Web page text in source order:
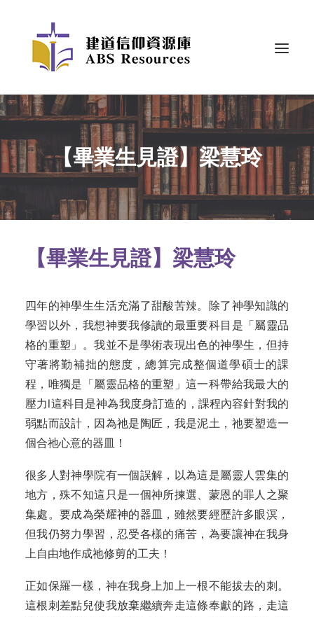
【畢業生見證】梁慧玲
【畢業生見證】梁慧玲
四年的神學生生活充滿了甜酸苦辣。除了神學知識的
學習以外，我想神要我修讀的最重要科目是「屬靈品
格的重塑」。我並不是學術表現出色的神學生，但持
守著將勤補拙的態度，總算完成整個道學碩士的課
程，唯獨是「屬靈品格的重塑」這一科帶給我最大的
壓力l這科目是神為我度身訂造的，課程內容針對我的
弱點而設計，因為祂是陶匠，我是泥土，祂要塑造一
個合祂心意的器皿！
很多人對神學院有一個誤解，以為這是屬靈人雲集的
地方，殊不知這只是一個神所揀選、蒙恩的罪人之聚
集處。要成為榮耀神的器皿，雖然要經歷許多眼溟，
但我仍努力學習，忍受各樣的痛苦，為要讓神在我身
上自由地作成祂修剪的工夫！
正如保羅一樣，神在我身上加上一根不能拔去的刺。
這根刺差點兒使我放棄繼續奔走這條奉獻的路，走這